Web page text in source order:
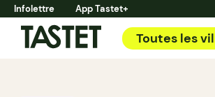
Infolettre App Tastet+
Toutes les